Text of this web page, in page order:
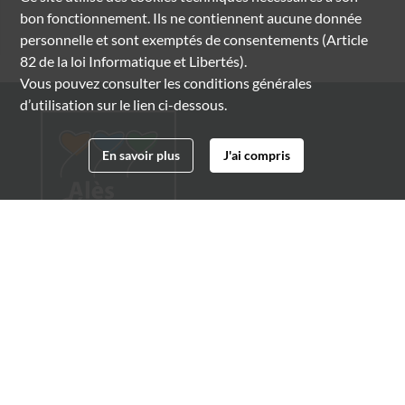
bon fonctionnement. Ils ne contiennent aucune donnée
personnelle et sont exemptés de consentements (Article
82 de la loi Informatique et Libertés).
Vous pouvez consulter les conditions générales
d’utilisation sur le lien ci-dessous.
En savoir plus J'ai compris